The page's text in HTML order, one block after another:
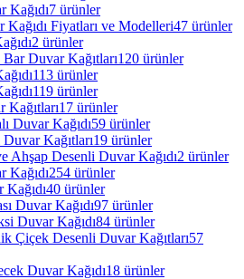
Kağıdı7 ürünler
Kağıdı Fiyatları ve Modelleri47 ürünler
2 ürünler
Duvar Kağıtları120 ürünler
113 ürünler
119 ürünler
Kağıtları17 ürünler
Duvar Kağıdı59 ürünler
Kağıtları19 ürünler
Ahşap Desenli Duvar Kağıdı2 ürünler
Kağıdı254 ürünler
40 ürünler
Duvar Kağıdı97 ürünler
Duvar Kağıdı84 ürünler
Çiçek Desenli Duvar Kağıtları57
Duvar Kağıdı18 ürünler